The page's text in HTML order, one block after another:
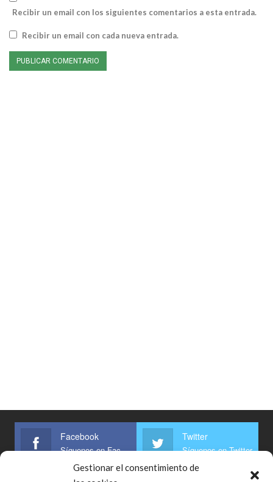
Gestionar el consentimiento de
Recibir un email con los siguientes comentarios a esta entrada.
Recibir un email con cada nueva entrada.
Facebook
Síguenos en Facebook
Twitter
Síguenos en Twitter